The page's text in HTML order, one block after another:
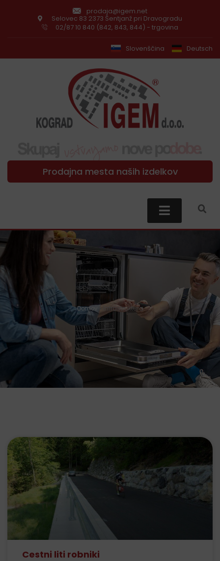
prodaja@igem.net
Selovec 83 2373 Šentjanž pri Dravogradu
02/87 10 840 (842, 843, 844) - trgovina
Slovenščina Deutsch
Prodajna mesta naših izdelkov
Domov Infrastruktura
Cestni liti robniki